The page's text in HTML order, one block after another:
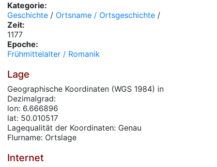
Kategorie:
Geschichte / Ortsname / Ortsgeschichte /
Zeit:
1177
Epoche:
Frühmittelalter / Romanik
Lage
Geographische Koordinaten (WGS 1984) in
Dezimalgrad:
lon: 6.666896
lat: 50.010517
Lagequalität der Koordinaten: Genau
Flurname: Ortslage
Internet